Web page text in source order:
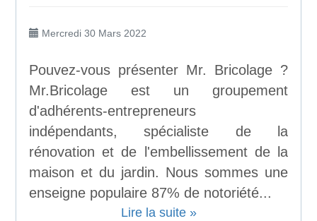
Mercredi 30 Mars 2022
Pouvez-vous présenter Mr. Bricolage ?
Mr.Bricolage est un groupement
d'adhérents-entrepreneurs
indépendants, spécialiste de la
rénovation et de l'embellissement de la
maison et du jardin. Nous sommes une
enseigne populaire 87% de notoriété...
Lire la suite »